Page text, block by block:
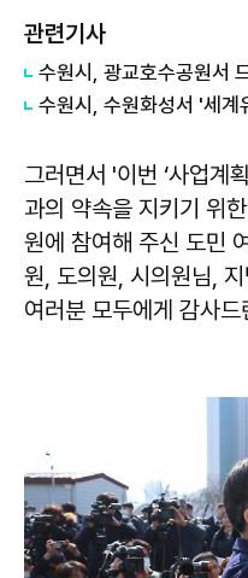
관련기사
수원시, 광교호수공원서
수원시, 수원화성서 '세계
그러면서 '이번 ‘사업계
과의 약속을 지키기 위
원에 참여해 주신 도민
원, 도의원, 시의원님,
여러분 모두에게 감사